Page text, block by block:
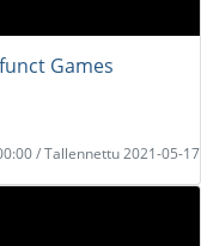
Games
/ Tallennettu 2021-05-17